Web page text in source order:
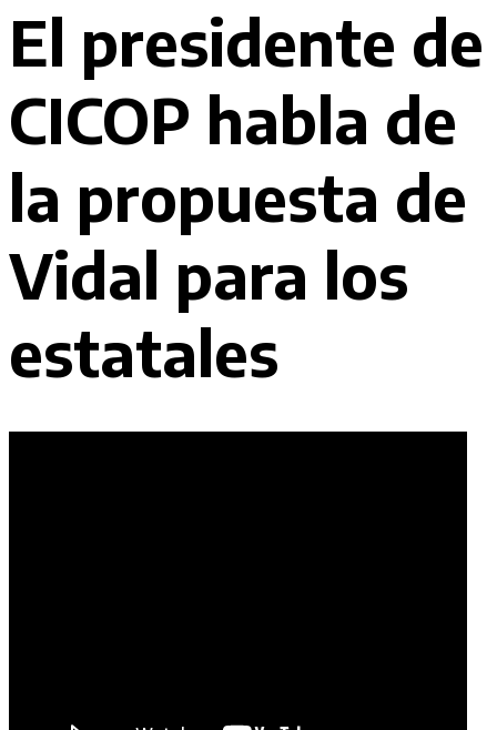
El presidente de
CICOP habla de
la propuesta de
Vidal para los
estatales